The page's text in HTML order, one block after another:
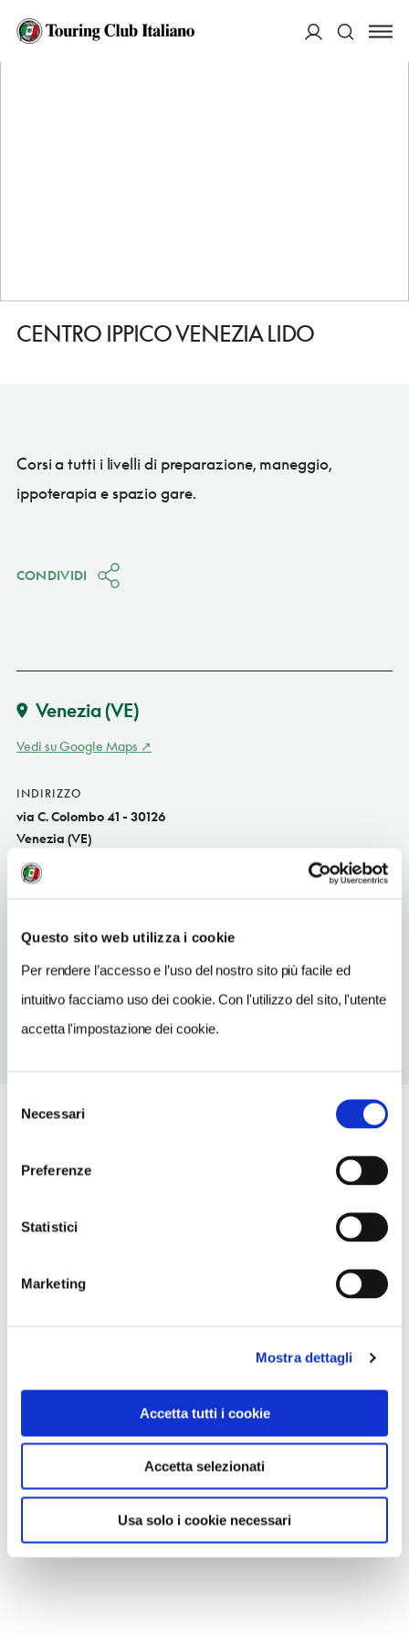
Questo sito web utilizza i cookie
Per rendere l’accesso e l’uso del nostro sito più facile ed
intuitivo facciamo uso dei cookie. Con l'utilizzo del sito, l'utente
accetta l'impostazione dei cookie.
delNecessari
Preferenze
Statistici
Marketing
Mostra dettagli
Accetta tutti i cookie
Accetta selezionati
Usa solo i cookie necessari
HOME
CENTRO IPPICO VENEZIA LIDO
Corsi a tutti i livelli di preparazione, maneggio,
ippoterapia e spazio gare.
CONDIVIDI
Venezia (VE)
Vedi su Google Maps
INDIRIZZO
via C. Colombo 41 - 30126
Venezia (VE)
Veneto IT
0415262028